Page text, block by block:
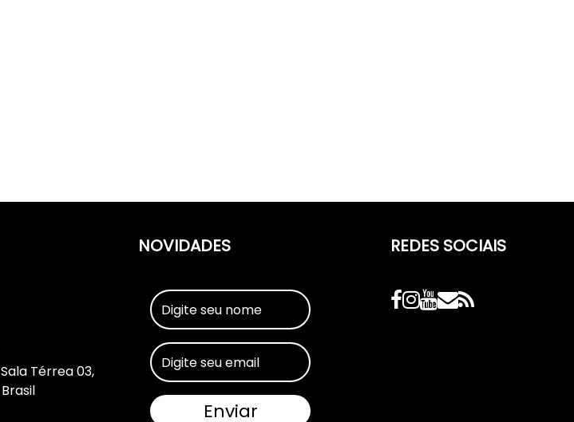
Sala Térrea 03,
Brasil
NOVIDADES REDES SOCIAIS